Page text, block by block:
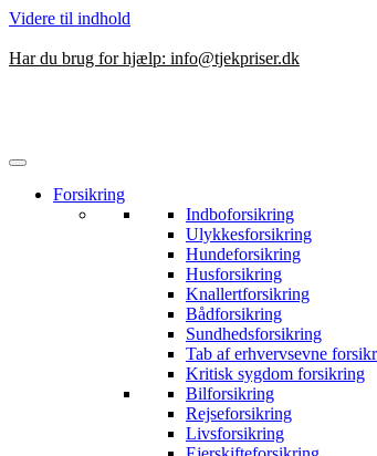
Videre til indhold
Har du brug for hjælp: info@tjekpriser.dk
Forsikring
Indboforsikring
Ulykkesforsikring
Hundeforsikring
Husforsikring
Knallertforsikring
Bådforsikring
Sundhedsforsikring
Tab af erhvervsevne
Kritisk sygdom forsikring
Bilforsikring
Rejseforsikring
Livsforsikring